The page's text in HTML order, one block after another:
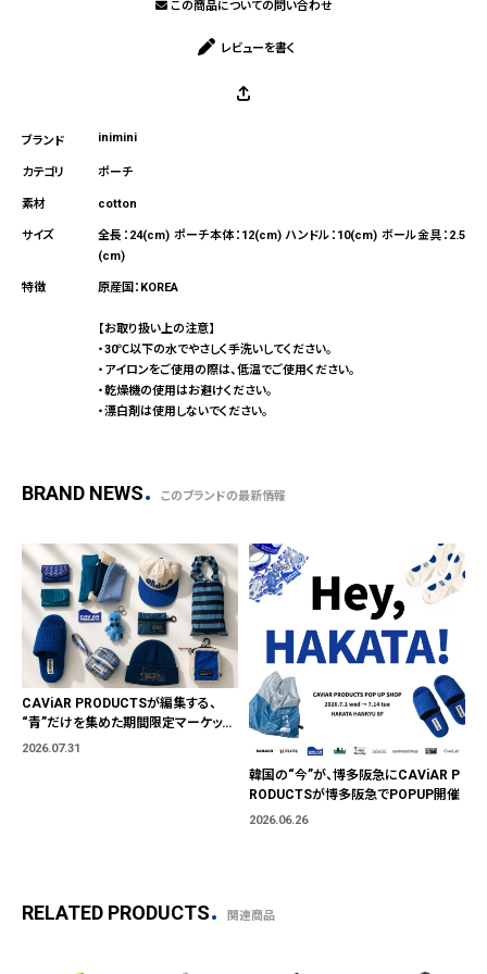
この商品についての問い合わせ
レビューを書く
inimini
ポーチ
cotton
全長：24(cm) ポーチ本体：12(cm) ハンドル：10(cm) ボール金具：2.5
(cm)
原産国：KOREA
【お取り扱い上の注意】
・30℃以下の水でやさしく手洗いしてください。
・アイロンをご使用の際は、低温でご使用ください。
・乾燥機の使用はお避けください。
・漂白剤は使用しないでください。
BRAND NEWS このブランドの最新情報
CAViAR PRODUCTSが編集する、
“青”だけを集めた期間限定マーケット
「BLUE MARKET」が横浜に。ブランド
2026.07.31
韓国の“今”が、博多阪急にCAViAR P
RODUCTSが博多阪急でPOPUP開催
2026.06.26
RELATED PRODUCTS 関連商品